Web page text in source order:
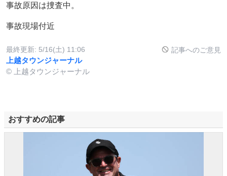
事故原因は捜査中。
事故現場付近
最終更新: 5/16(土) 11:06 記事へのご意見
上越タウンジャーナル
© 上越タウンジャーナル
おすすめの記事